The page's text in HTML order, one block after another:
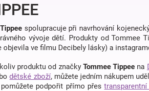
spolupracuje při navrhování
vývoje dětí. Produkty od Tommee
objevila ve filmu Decibely lásky) a
produktu od značky Tommee Tippee na
dětské zboží, můžete jedním nákupem
podpořit přímo přes